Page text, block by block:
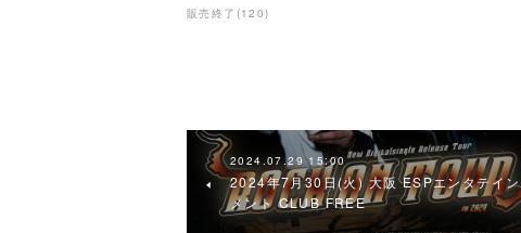
販売終了 (120)
2024.07.29 15:00
2024年7月30日(火) 大阪 ESPエンタテイン
メント CLUB FREE